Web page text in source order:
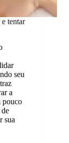
tentar
seu
a
pouco
sua